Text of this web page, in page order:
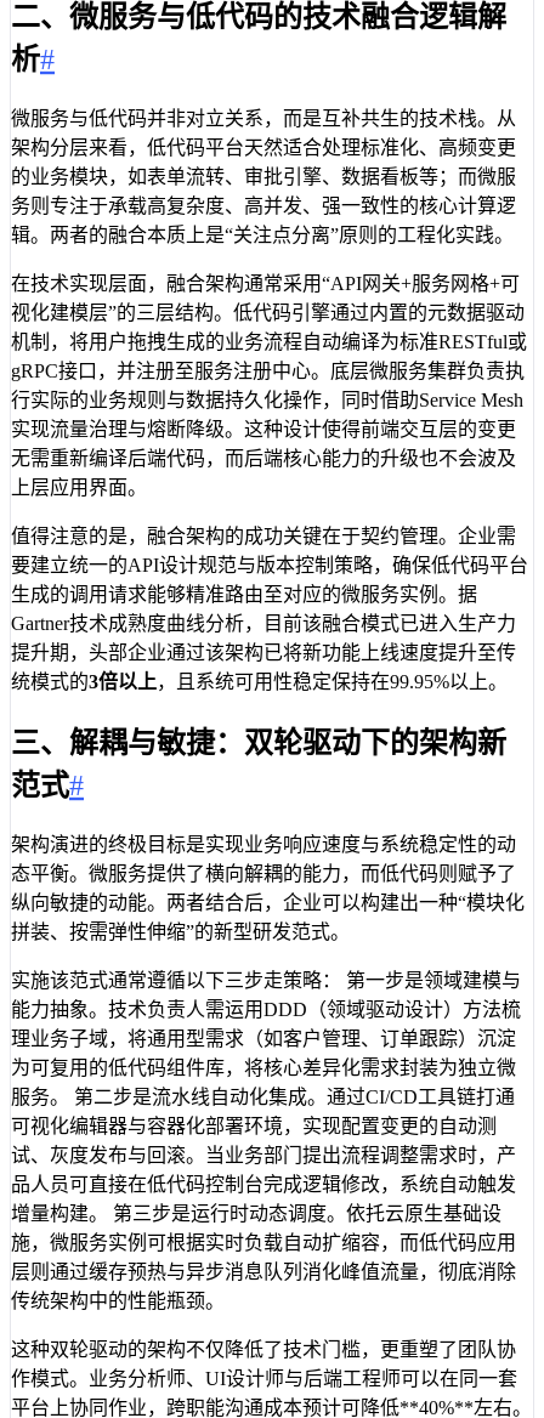
二、微服务与低代码的技术融合逻辑解
析#
微服务与低代码并非对立关系，而是互补共生的技术栈。从
架构分层来看，低代码平台天然适合处理标准化、高频变更
的业务模块，如表单流转、审批引擎、数据看板等；而微服
务则专注于承载高复杂度、高并发、强一致性的核心计算逻
辑。两者的融合本质上是“关注点分离”原则的工程化实践。
在技术实现层面，融合架构通常采用“API网关+服务网格+可
视化建模层”的三层结构。低代码引擎通过内置的元数据驱动
机制，将用户拖拽生成的业务流程自动编译为标准RESTful或
gRPC接口，并注册至服务注册中心。底层微服务集群负责执
行实际的业务规则与数据持久化操作，同时借助Service Mesh
实现流量治理与熔断降级。这种设计使得前端交互层的变更
无需重新编译后端代码，而后端核心能力的升级也不会波及
上层应用界面。
值得注意的是，融合架构的成功关键在于契约管理。企业需
要建立统一的API设计规范与版本控制策略，确保低代码平台
生成的调用请求能够精准路由至对应的微服务实例。据
Gartner技术成熟度曲线分析，目前该融合模式已进入生产力
提升期，头部企业通过该架构已将新功能上线速度提升至传
统模式的3倍以上，且系统可用性稳定保持在99.95%以上。
三、解耦与敏捷：双轮驱动下的架构新
范式#
架构演进的终极目标是实现业务响应速度与系统稳定性的动
态平衡。微服务提供了横向解耦的能力，而低代码则赋予了
纵向敏捷的动能。两者结合后，企业可以构建出一种“模块化
拼装、按需弹性伸缩”的新型研发范式。
实施该范式通常遵循以下三步走策略： 第一步是领域建模与
能力抽象。技术负责人需运用DDD（领域驱动设计）方法梳
理业务子域，将通用型需求（如客户管理、订单跟踪）沉淀
为可复用的低代码组件库，将核心差异化需求封装为独立微
服务。 第二步是流水线自动化集成。通过CI/CD工具链打通
可视化编辑器与容器化部署环境，实现配置变更的自动测
试、灰度发布与回滚。当业务部门提出流程调整需求时，产
品人员可直接在低代码控制台完成逻辑修改，系统自动触发
增量构建。 第三步是运行时动态调度。依托云原生基础设
施，微服务实例可根据实时负载自动扩缩容，而低代码应用
层则通过缓存预热与异步消息队列消化峰值流量，彻底消除
传统架构中的性能瓶颈。
这种双轮驱动的架构不仅降低了技术门槛，更重塑了团队协
作模式。业务分析师、UI设计师与后端工程师可以在同一套
平台上协同作业，跨职能沟通成本预计可降低**40%**左右。